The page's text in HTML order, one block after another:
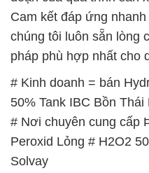
Cam kết đáp ứng
chúng tôi luôn sẵn lòng
pháp phù hợp nhất cho
# Kinh doanh = bán
50% Tank IBC Bồn Thái
# Nơi chuyên cung cấp
Peroxid Lỏng # H2O2
Solvay